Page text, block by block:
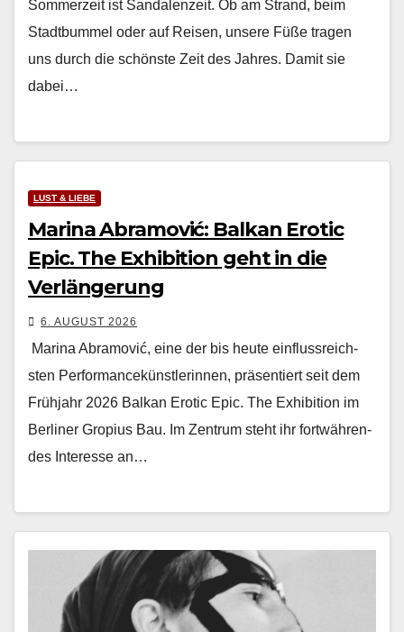
Som­merzeit ist San­dalen­zeit. Ob am Strand, beim
Stadt­bum­mel oder auf Reisen, unsere Füße tra­gen
uns durch die schön­ste Zeit des Jahres. Damit sie
dabei…
LUST & LIEBE
Marina Abramović: Balkan Erotic
Epic. The Exhibition geht in die
Verlängerung
6. AUGUST 2026
Mari­na Abramović, eine der bis heute ein­flussre­ich­
sten Per­for­mancekün­st­lerin­nen, präsen­tiert seit dem
Früh­jahr 2026 Balkan Erot­ic Epic. The Exhi­bi­tion im
Berlin­er Gropius Bau. Im Zen­trum ste­ht ihr fortwähren­
des Inter­esse an…